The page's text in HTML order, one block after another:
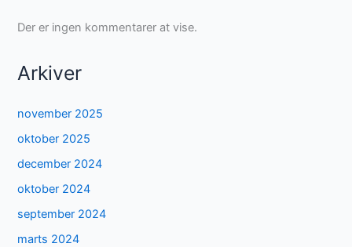
Der er ingen kommentarer at vise.
Arkiver
november 2025
oktober 2025
december 2024
oktober 2024
september 2024
marts 2024